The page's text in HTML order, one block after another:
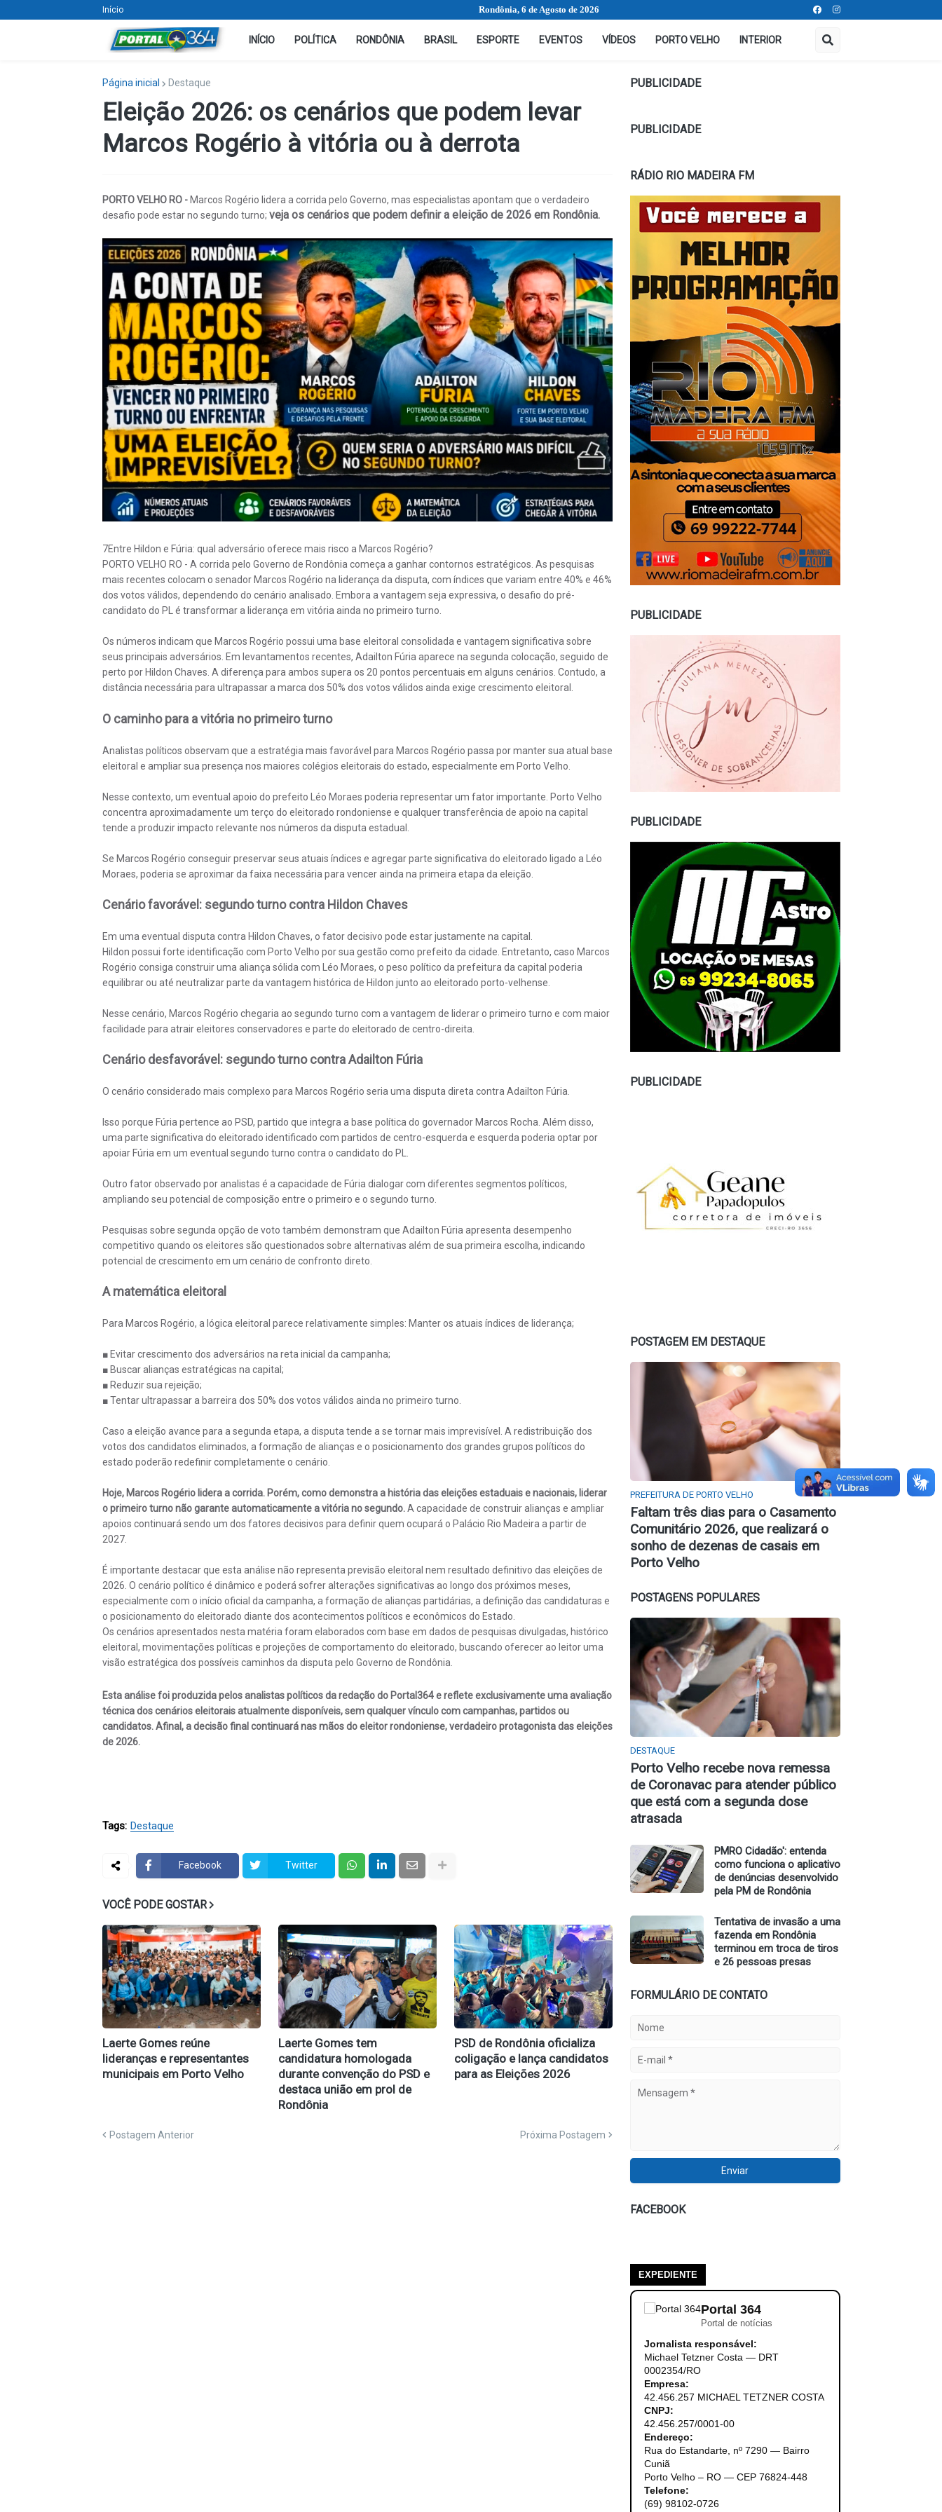
Início Rondônia, 6 de Agosto de 2026
INÍCIO POLÍTICA RONDÔNIA BRASIL ESPORTE EVENTOS VÍDEOS PORTO VELHO INTERIOR
Página inicial Destaque
Eleição 2026: os cenários que podem levar
Marcos Rogério à vitória ou à derrota
PORTO VELHO RO -Marcos Rogério lidera a corrida pelo Governo, mas especialistas apontam que o verdadeiro
desafio pode estar no segundo turno; veja os cenários que podem definir a eleição de 2026 em Rondônia.
7Entre Hildon e Fúria: qual adversário oferece mais risco a Marcos Rogério?
PORTO VELHO RO - A corrida pelo Governo de Rondônia começa a ganhar contornos estratégicos. As pesquisas
mais recentes colocam o senador Marcos Rogério na liderança da disputa, com índices que variam entre 40% e 46%
dos votos válidos, dependendo do cenário analisado. Embora a vantagem seja expressiva, o desafio do pré-
candidato do PL é transformar a liderança em vitória ainda no primeiro turno.
Os números indicam que Marcos Rogério possui uma base eleitoral consolidada e vantagem significativa sobre
seus principais adversários. Em levantamentos recentes, Adailton Fúria aparece na segunda colocação, seguido de
perto por Hildon Chaves. A diferença para ambos supera os 20 pontos percentuais em alguns cenários. Contudo, a
distância necessária para ultrapassar a marca dos 50% dos votos válidos ainda exige crescimento eleitoral.
O caminho para a vitória no primeiro turno
Analistas políticos observam que a estratégia mais favorável para Marcos Rogério passa por manter sua atual base
eleitoral e ampliar sua presença nos maiores colégios eleitorais do estado, especialmente em Porto Velho.
Nesse contexto, um eventual apoio do prefeito Léo Moraes poderia representar um fator importante. Porto Velho
concentra aproximadamente um terço do eleitorado rondoniense e qualquer transferência de apoio na capital
tende a produzir impacto relevante nos números da disputa estadual.
Se Marcos Rogério conseguir preservar seus atuais índices e agregar parte significativa do eleitorado ligado a Léo
Moraes, poderia se aproximar da faixa necessária para vencer ainda na primeira etapa da eleição.
Cenário favorável: segundo turno contra Hildon Chaves
Em uma eventual disputa contra Hildon Chaves, o fator decisivo pode estar justamente na capital.
Hildon possui forte identificação com Porto Velho por sua gestão como prefeito da cidade. Entretanto, caso Marcos
Rogério consiga construir uma aliança sólida com Léo Moraes, o peso político da prefeitura da capital poderia
equilibrar ou até neutralizar parte da vantagem histórica de Hildon junto ao eleitorado porto-velhense.
Nesse cenário, Marcos Rogério chegaria ao segundo turno com a vantagem de liderar o primeiro turno e com maior
facilidade para atrair eleitores conservadores e parte do eleitorado de centro-direita.
Cenário desfavorável: segundo turno contra Adailton Fúria
O cenário considerado mais complexo para Marcos Rogério seria uma disputa direta contra Adailton Fúria.
Isso porque Fúria pertence ao PSD, partido que integra a base política do governador Marcos Rocha. Além disso,
uma parte significativa do eleitorado identificado com partidos de centro-esquerda e esquerda poderia optar por
apoiar Fúria em um eventual segundo turno contra o candidato do PL.
Outro fator observado por analistas é a capacidade de Fúria dialogar com diferentes segmentos políticos,
ampliando seu potencial de composição entre o primeiro e o segundo turno.
Pesquisas sobre segunda opção de voto também demonstram que Adailton Fúria apresenta desempenho
competitivo quando os eleitores são questionados sobre alternativas além de sua primeira escolha, indicando
potencial de crescimento em um cenário de confronto direto.
A matemática eleitoral
Para Marcos Rogério, a lógica eleitoral parece relativamente simples: Manter os atuais índices de liderança;
■ Evitar crescimento dos adversários na reta inicial da campanha;
■ Buscar alianças estratégicas na capital;
■ Reduzir sua rejeição;
■ Tentar ultrapassar a barreira dos 50% dos votos válidos ainda no primeiro turno.
Caso a eleição avance para a segunda etapa, a disputa tende a se tornar mais imprevisível. A redistribuição dos
votos dos candidatos eliminados, a formação de alianças e o posicionamento dos grandes grupos políticos do
estado poderão redefinir completamente o cenário.
Hoje, Marcos Rogério lidera a corrida. Porém, como demonstra a história das eleições estaduais e nacionais, liderar
o primeiro turno não garante automaticamente a vitória no segundo.A capacidade de construir alianças e ampliar
apoios continuará sendo um dos fatores decisivos para definir quem ocupará o Palácio Rio Madeira a partir de
2027.
É importante destacar que esta análise não representa previsão eleitoral nem resultado definitivo das eleições de
2026. O cenário político é dinâmico e poderá sofrer alterações significativas ao longo dos próximos meses,
especialmente com o início oficial da campanha, a formação de alianças partidárias, a definição das candidaturas e
o posicionamento do eleitorado diante dos acontecimentos políticos e econômicos do Estado.
Os cenários apresentados nesta matéria foram elaborados com base em dados de pesquisas divulgadas, histórico
eleitoral, movimentações políticas e projeções de comportamento do eleitorado, buscando oferecer ao leitor uma
visão estratégica dos possíveis caminhos da disputa pelo Governo de Rondônia.
Esta análise foi produzida pelos analistas políticos da redação do Portal364 e reflete exclusivamente uma avaliação
técnica dos cenários eleitorais atualmente disponíveis, sem qualquer vínculo com campanhas, partidos ou
candidatos. Afinal, a decisão final continuará nas mãos do eleitor rondoniense, verdadeiro protagonista das eleições
de 2026.
Tags: Destaque
Facebook Twitter
VOCÊ PODE GOSTAR
Laerte Gomes reúne
lideranças e representantes
municipais em Porto Velho
Laerte Gomes tem
candidatura homologada
durante convenção do PSD e
destaca união em prol de
Rondônia
PSD de Rondônia oficializa
coligação e lança candidatos
para as Eleições 2026
Postagem Anterior Próxima Postagem
PUBLICIDADE
PUBLICIDADE
RÁDIO RIO MADEIRA FM
PUBLICIDADE
PUBLICIDADE
PUBLICIDADE
POSTAGEM EM DESTAQUE
PREFEITURA DE PORTO VELHO
Faltam três dias para o Casamento
Comunitário 2026, que realizará o
sonho de dezenas de casais em
Porto Velho
POSTAGENS POPULARES
DESTAQUE
Porto Velho recebe nova remessa
de Coronavac para atender público
que está com a segunda dose
atrasada
PMRO Cidadão': entenda
como funciona o aplicativo
de denúncias desenvolvido
pela PM de Rondônia
Tentativa de invasão a uma
fazenda em Rondônia
terminou em troca de tiros
e 26 pessoas presas
FORMULÁRIO DE CONTATO
FACEBOOK
EXPEDIENTE
Portal 364
Portal de notícias
Jornalista responsável:
Michael Tetzner Costa — DRT
0002354/RO
Empresa:
42.456.257 MICHAEL TETZNER COSTA
CNPJ:
42.456.257/0001-00
Endereço:
Rua do Estandarte, nº 7290 — Bairro
Cuniã
Porto Velho – RO — CEP 76824-448
Telefone:
(69) 98102-0726